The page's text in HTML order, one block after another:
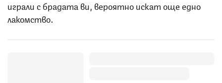
играли с брадата ви, вероятно искат още едно
лакомство.